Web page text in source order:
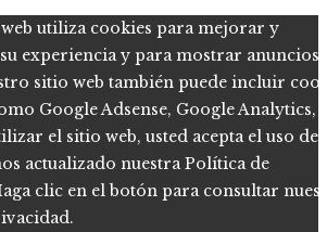
utiliza cookies para mejorar y
experiencia y para mostrar anuncios
sitio web también puede incluir
Google Adsense, Google Analytics,
el sitio web, usted acepta el uso de
actualizado nuestra Política de
clic en el botón para consultar